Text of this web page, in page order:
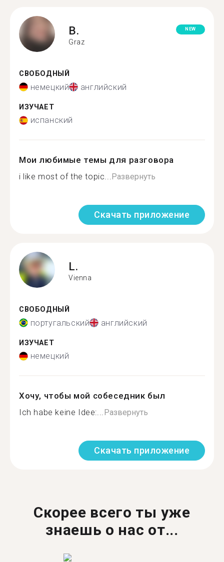
B.
Graz
NEW
СВОБОДНЫЙ
немецкий английский
ИЗУЧАЕТ
испанский
Мои любимые темы для разговора
i like most of the topic...Развернуть
Скачать приложение
L.
Vienna
СВОБОДНЫЙ
португальский английский
ИЗУЧАЕТ
немецкий
Хочу, чтобы мой собеседник был
Ich habe keine Idee:...Развернуть
Скачать приложение
Скорее всего ты уже
знаешь о нас от...